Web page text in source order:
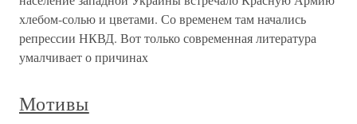
хлебом-солью и цветами. Со временем там начались
репрессии НКВД. Вот только современная литература
умалчивает о причинах
Мотивы